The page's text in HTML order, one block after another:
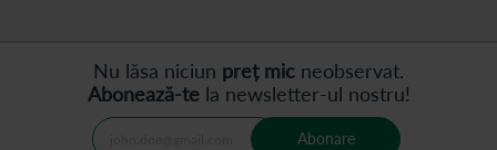
Nu lăsa niciun preț mic neobservat.
Abonează-tela newsletter-ul nostru!
Abonare